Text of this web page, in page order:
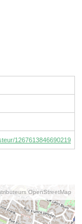
1267613846690219
OpenStreetMap